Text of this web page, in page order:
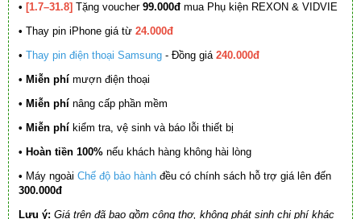
• [1.7–31.8] Tặng voucher 99.000đ mua Phụ kiện REXON & VIDVIE
• Thay pin iPhone giá từ 24.000đ
• Thay pin điện thoại Samsung - Đồng giá 240.000đ
• Miễn phí mượn điện thoại
• Miễn phí nâng cấp phần mềm
• Miễn phí kiểm tra, vệ sinh và báo lỗi thiết bị
• Hoàn tiền 100% nếu khách hàng không hài lòng
• Máy ngoài Chế độ bảo hành đều có chính sách hỗ trợ giá lên đến
300.000đ
Lưu ý: Giá trên đã bao gồm công thợ, không phát sinh chi phí khác